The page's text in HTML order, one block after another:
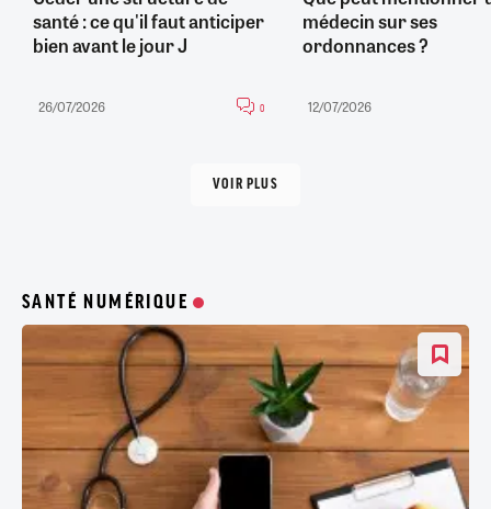
santé : ce qu'il faut anticiper
bien avant le jour J
26/07/2026 0
médecin sur ses
ordonnances ?
12/07/2026
VOIR PLUS
SANTÉ NUMÉRIQUE